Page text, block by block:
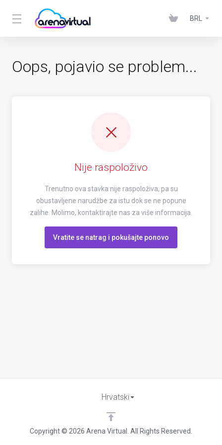
BRL
Oops, pojavio se problem...
Nije raspoloživo
Trenutno ova stavka nije raspoloživa, pa su
obustavljene narudžbe za istu dok se ne popune
zalihe. Molimo, kontaktirajte nas za više informacija.
Vratite se natrag i pokušajte ponovo
Copyright © 2026 Arena Virtual. All Rights Reserved.
Hrvatski